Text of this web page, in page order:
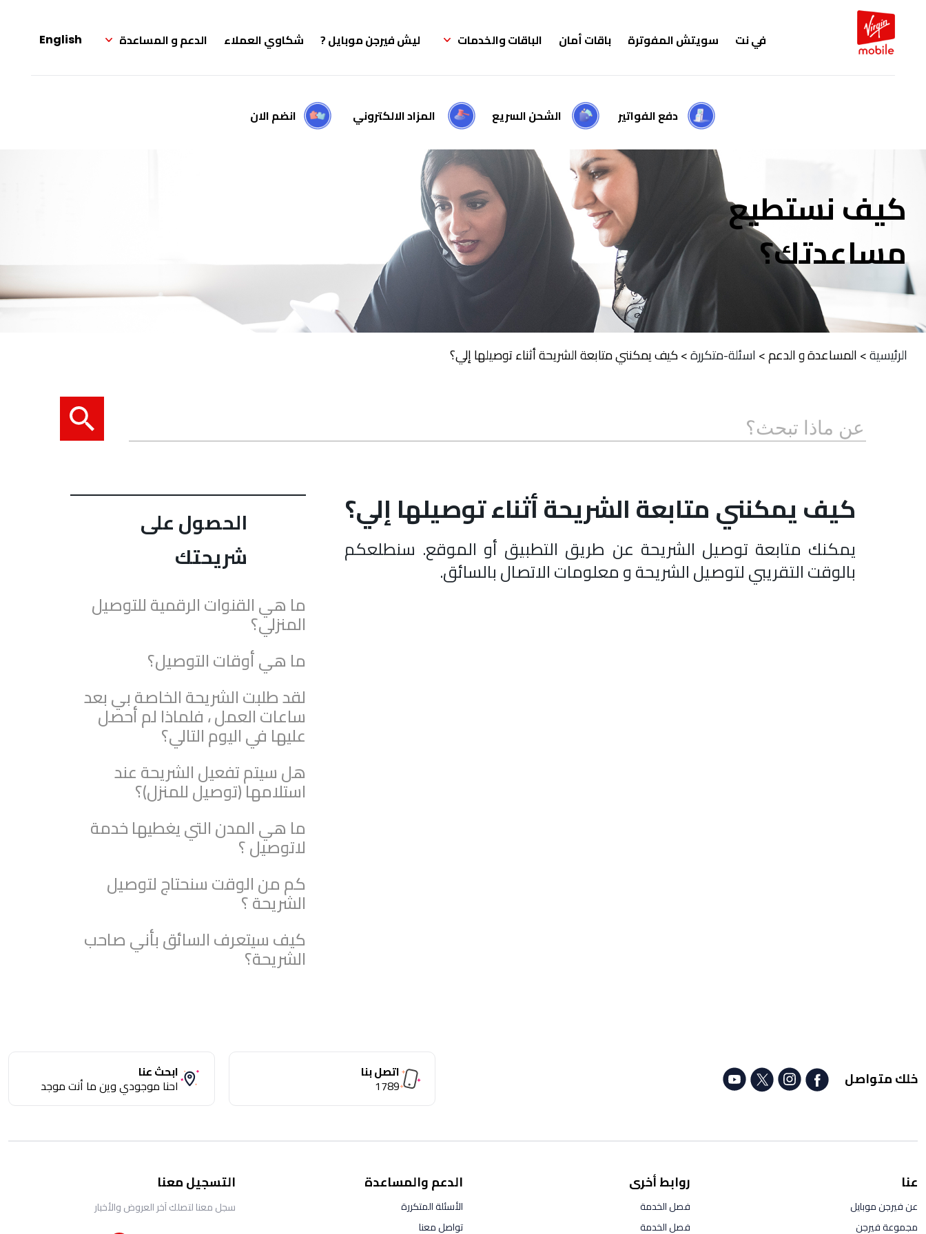
في نت سويتش المفوترة باقات أمان الباقات والخدمات ليش فيرجن موبايل ? شكاوي العملاء الدعم و المساعدة English
دفع الفواتير الشحن السريع المزاد الالكتروني انضم الان
كيف نستطيع
مساعدتك؟
الرئيسية>المساعدة و الدعم>اسئلة-متكررة>كيف يمكنني متابعة الشريحة أثناء توصيلها إلي؟
كيف يمكنني متابعة الشريحة أثناء توصيلها إلي؟
يمكنك متابعة توصيل الشريحة عن طريق التطبيق أو الموقع. سنطلعكم
بالوقت التقريبي لتوصيل الشريحة و معلومات الاتصال بالسائق.
الحصول على
شريحتك
ما هي القنوات الرقمية للتوصيل
المنزلي؟
ما هي أوقات التوصيل؟
لقد طلبت الشريحة الخاصة بي بعد
ساعات العمل ، فلماذا لم أحصل
عليها في اليوم التالي؟
هل سيتم تفعيل الشريحة عند
استلامها (توصيل للمنزل)؟
ما هي المدن التي يغطيها خدمة
لاتوصيل ؟
كم من الوقت سنحتاج لتوصيل
الشريحة ؟
كيف سيتعرف السائق بأني صاحب
الشريحة؟
خلك متواصل اتصل بنا
1789
ابحث عنا
احنا موجودي وين ما أنت موجد
عنا
عن فيرجن موبايل
مجموعة فيرجن
روابط أخرى
فصل الخدمة
فصل الخدمة
الدعم والمساعدة
الأسئلة المتكررة
تواصل معنا
التسجيل معنا
سجل معنا لتصلك آخر العروض والأخبار